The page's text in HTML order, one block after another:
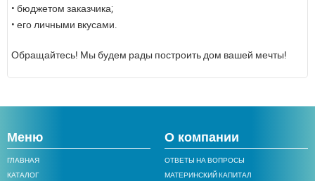
• бюджетом заказчика;
• его личными вкусами.
Обращайтесь! Мы будем рады построить дом вашей мечты!
Меню
ГЛАВНАЯ
КАТАЛОГ
О компании
ОТВЕТЫ НА ВОПРОСЫ
МАТЕРИНСКИЙ КАПИТАЛ